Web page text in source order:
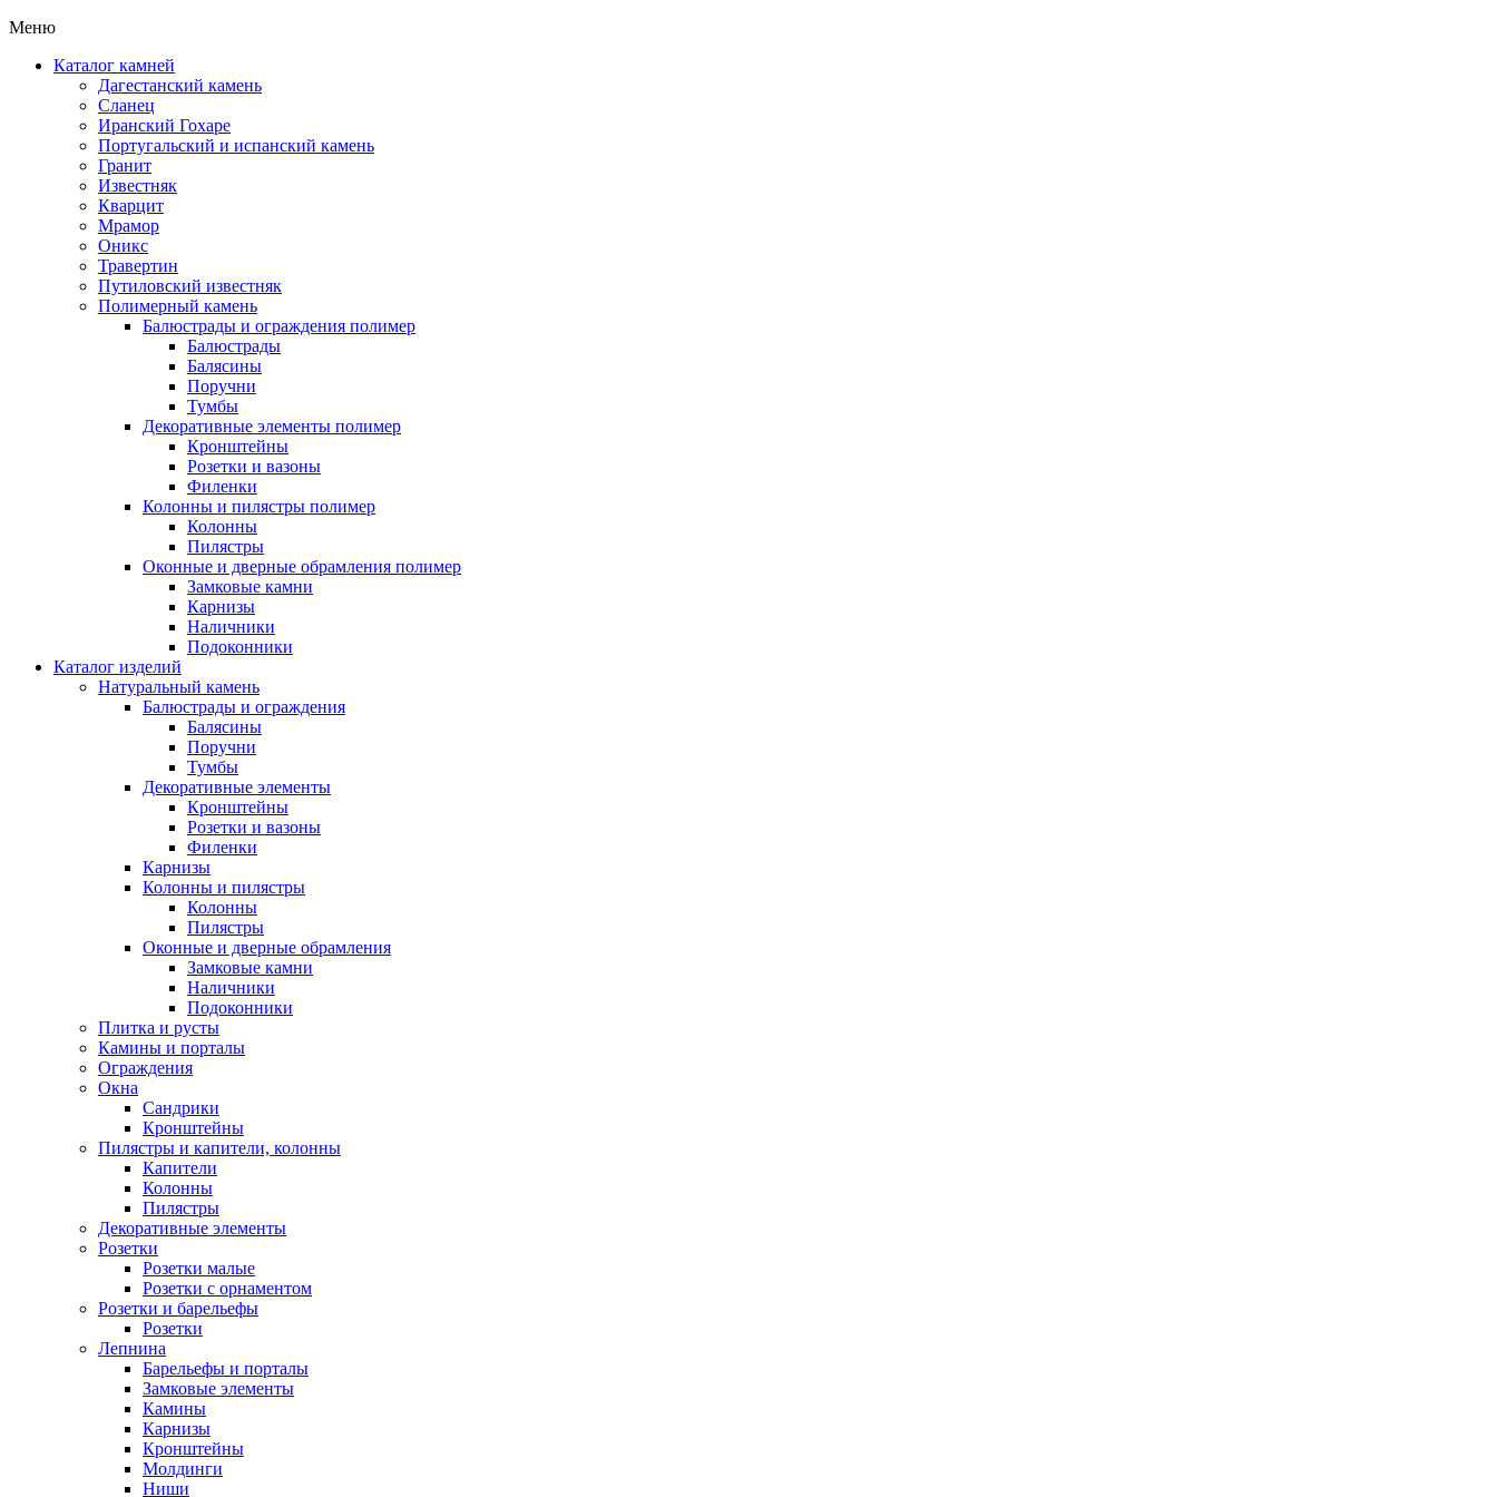
Меню
Каталог камней
Дагестанский камень
Сланец
Иранский Гохаре
Португальский и испанский камень
Гранит
Известняк
Кварцит
Мрамор
Оникс
Травертин
Путиловский известняк
Полимерный камень
Балюстрады и ограждения полимер
Балюстрады
Балясины
Поручни
Тумбы
Декоративные элементы полимер
Кронштейны
Розетки и вазоны
Филенки
Колонны и пилястры полимер
Колонны
Пилястры
Оконные и дверные обрамления полимер
Замковые камни
Карнизы
Наличники
Подоконники
Каталог изделий
Натуральный камень
Балюстрады и ограждения
Балясины
Поручни
Тумбы
Декоративные элементы
Кронштейны
Розетки и вазоны
Филенки
Карнизы
Колонны и пилястры
Колонны
Пилястры
Оконные и дверные обрамления
Замковые камни
Наличники
Подоконники
Плитка и русты
Камины и порталы
Ограждения
Окна
Сандрики
Кронштейны
Пилястры и капители, колонны
Капители
Колонны
Пилястры
Декоративные элементы
Розетки
Розетки малые
Розетки с орнаментом
Розетки и барельефы
Розетки
Лепнина
Барельефы и порталы
Замковые элементы
Камины
Карнизы
Кронштейны
Молдинги
Ниши